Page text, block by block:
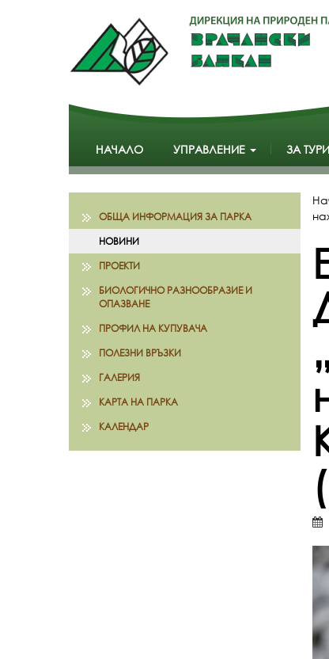
НАЧАЛО УПРАВЛЕНИЕ ЗА
ОБЩА ИНФОРМАЦИЯ ЗА ПАРКА
НОВИНИ
ПРОЕКТИ
БИОЛОГИЧНО РАЗНООБРАЗИЕ И
ОПАЗВАНЕ
ПРОФИЛ НА КУПУВАЧА
ПОЛЕЗНИ ВРЪЗКИ
ГАЛЕРИЯ
КАРТА НА ПАРКА
КАЛЕНДАР